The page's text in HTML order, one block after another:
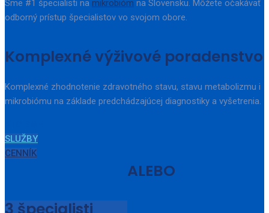
Sme #1 špecialisti na mikrobióm na Slovensku. Môžete očakávať
odborný prístup špecialistov vo svojom obore.
Komplexné výživové poradenstvo
Komplexné zhodnotenie zdravotného stavu, stavu metabolizmu i
mikrobiómu na základe predchádzajúcej diagnostiky a vyšetrenia.
SLUŽBY
CENNÍK
ALEBO